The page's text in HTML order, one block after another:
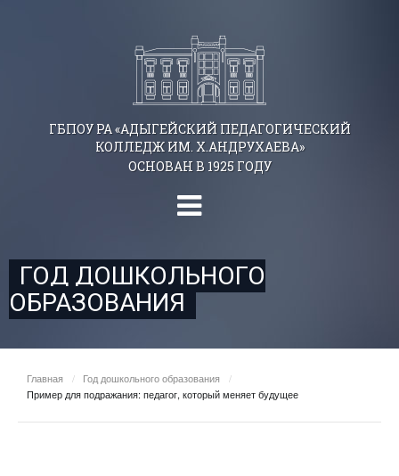
ГБПОУ РА «АДЫГЕЙСКИЙ ПЕДАГОГИЧЕСКИЙ
КОЛЛЕДЖ ИМ. Х.АНДРУХАЕВА»
ОСНОВАН В 1925 ГОДУ
ГОД ДОШКОЛЬНОГО
ОБРАЗОВАНИЯ
Главная / Год дошкольного образования
/
Пример для подражания: педагог, который меняет будущее